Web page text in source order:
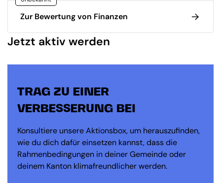
Zur Bewertung von Finanzen
Jetzt aktiv werden
TRAG ZU EINER
VERBESSERUNG BEI
Konsultiere unsere Aktionsbox, um herauszufinden,
wie du dich dafür einsetzen kannst, dass die
Rahmenbedingungen in deiner Gemeinde oder
deinem Kanton klimafreundlicher werden.